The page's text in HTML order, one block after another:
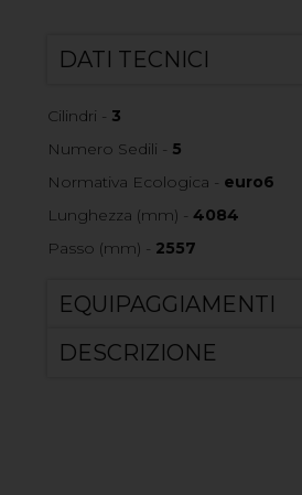
DATI TECNICI
Cilindri - 3
Numero Sedili - 5
Normativa Ecologica - euro6
Lunghezza (mm) - 4084
Passo (mm) - 2557
EQUIPAGGIAMENTI
DESCRIZIONE